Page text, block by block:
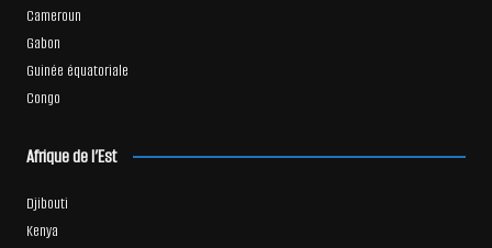
Cameroun
Gabon
Guinée équatoriale
Congo
Afrique de l’Est
Djibouti
Kenya